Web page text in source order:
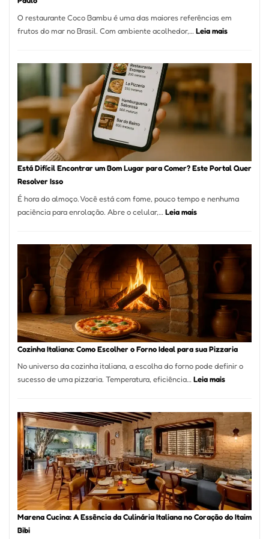
Alta
Gastronomia
O restaurante Coco Bambu é uma das maiores referências em
frutos do mar no Brasil. Com ambiente acolhedor,… Leia mais:
encontrar
reservar
Paulo
Está Difícil Encontrar um Bom Lugar para Comer? Este Portal Quer
Resolver Isso
É hora do almoço. Você está com fome, pouco tempo e nenhuma
paciência para enrolação. Abre o celular,… Leia mais:
Encontrar
um
Bom
Lugar
para
Comer?
Este
Portal
Resolver
Isso
Cozinha Italiana: Como Escolher o Forno Ideal para sua Pizzaria
No universo da cozinha italiana, a escolha do forno pode definir o
sucesso de uma pizzaria. Temperatura, eficiência…Leia mais:
Como
Escolher
o
Forno
Ideal
para
sua
Pizzaria
Marena Cucina: A Essência da Culinária Italiana no Coração do Itaim
Bibi